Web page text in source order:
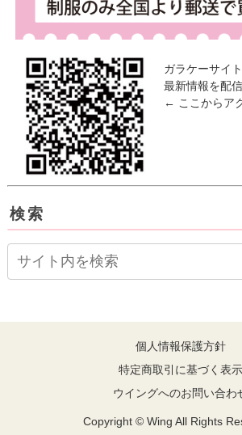
ガラケーサイ
最新情報を配信
← ここからア
検索
個人情報保護方針
特定商取引に基づく表示
ウイングへのお問い合わ
Copyright © Wing All Rights